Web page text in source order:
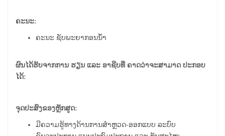
ຄະນະ:
ຄະນະ ຊັບພະຍາກອນນໍ້າ
ຜົນໄດ້ຮັບຈາກການ ຮຽນ ແລະ ອາຊີບທີ່ ຄາດວ່າຈະສາມາດ ປະກອບ
ໄດ້:
ຈຸດປະສົງຂອງຫຼັກສູດ:
ມີຄວາມຮູ້ທາງດ້ານການສໍາຫຼວດ-ອອກແບບ ລະບົບ